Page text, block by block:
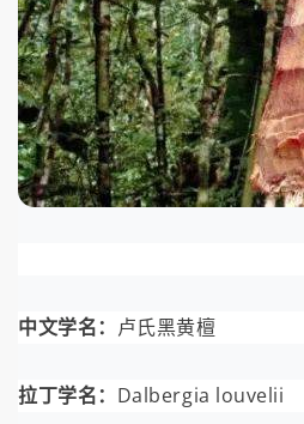
中文学名： 卢氏黑黄檀
拉丁学名： Dalbergia louvelii